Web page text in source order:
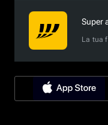
Super
La tua